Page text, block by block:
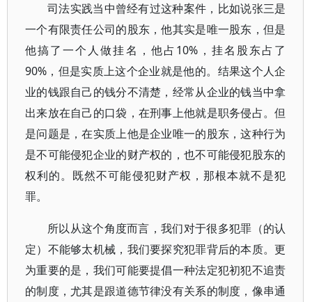
司法实践当中曾经有过这种案件，比如说张三是
一个有限责任公司的股东，他其实是唯一股东，但是
他搞了一个人做挂名，他占10%，挂名股东占了
90%，但是实质上这个企业就是他的。结果这个人企
业的钱跟自己的钱分不清楚，经常从企业的钱当中拿
出来放在自己的口袋，在刑事上他就是职务侵占。但
是问题是，在实质上他是企业唯一的股东，这种行为
是不可能侵犯企业的财产权的，也不可能侵犯股东的
权利的。既然不可能侵犯财产权，那根本就不是犯
罪。
所以从这个角度而言，我们对于很多犯罪（的认
定）不能够太机械，我们要探究犯罪背后的本质。更
为重要的是，我们可能要提倡一种法定犯初犯不追责
的制度，尤其是跟道德节律没有关系的制度，像串通